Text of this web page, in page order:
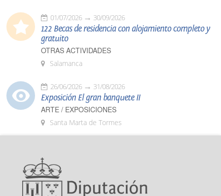
01/07/2026 30/09/2026
122 Becas de residencia con alojamiento completo y
gratuito
OTRAS ACTIVIDADES
Salamanca
26/06/2026 31/08/2026
Exposición El gran banquete II
ARTE / EXPOSICIONES
Santa Marta de Tormes